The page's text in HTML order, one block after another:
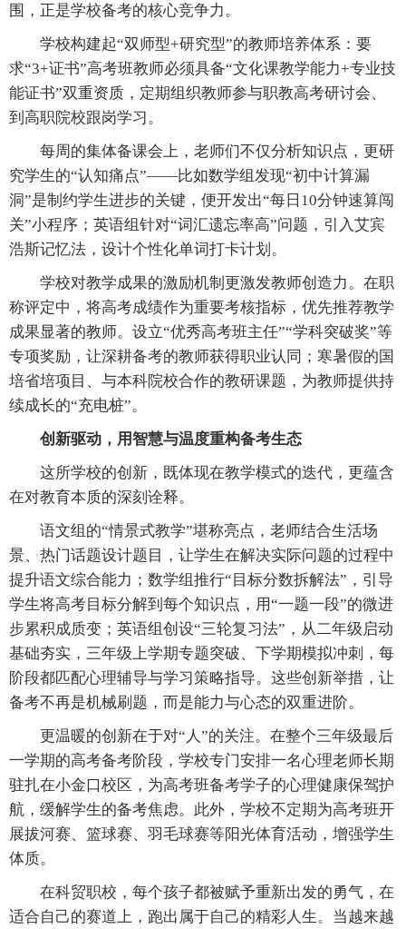
围，正是学校备考的核心竞争力。
学校构建起“双师型+研究型”的教师培养体系：要
求“3+证书”高考班教师必须具备“文化课教学能力+专业技
能证书”双重资质，定期组织教师参与职教高考研讨会、
到高职院校跟岗学习。
每周的集体备课会上，老师们不仅分析知识点，更研
究学生的“认知痛点”——比如数学组发现“初中计算漏
洞”是制约学生进步的关键，便开发出“每日10分钟速算闯
关”小程序；英语组针对“词汇遗忘率高”问题，引入艾宾
浩斯记忆法，设计个性化单词打卡计划。
学校对教学成果的激励机制更激发教师创造力。在职
称评定中，将高考成绩作为重要考核指标，优先推荐教学
成果显著的教师。设立“优秀高考班主任”“学科突破奖”等
专项奖励，让深耕备考的教师获得职业认同；寒暑假的国
培省培项目、与本科院校合作的教研课题，为教师提供持
续成长的“充电桩”。
创新驱动，用智慧与温度重构备考生态
这所学校的创新，既体现在教学模式的迭代，更蕴含
在对教育本质的深刻诠释。
语文组的“情景式教学”堪称亮点，老师结合生活场
景、热门话题设计题目，让学生在解决实际问题的过程中
提升语文综合能力；数学组推行“目标分数拆解法”，引导
学生将高考目标分解到每个知识点，用“一题一段”的微进
步累积成质变；英语组创设“三轮复习法”，从二年级启动
基础夯实，三年级上学期专题突破、下学期模拟冲刺，每
阶段都匹配心理辅导与学习策略指导。这些创新举措，让
备考不再是机械刷题，而是能力与心态的双重进阶。
更温暖的创新在于对“人”的关注。在整个三年级最后
一学期的高考备考阶段，学校专门安排一名心理老师长期
驻扎在小金口校区，为高考班备考学子的心理健康保驾护
航，缓解学生的备考焦虑。此外，学校不定期为高考班开
展拔河赛、篮球赛、羽毛球赛等阳光体育活动，增强学生
体质。
在科贸职校，每个孩子都被赋予重新出发的勇气，在
适合自己的赛道上，跑出属于自己的精彩人生。当越来越